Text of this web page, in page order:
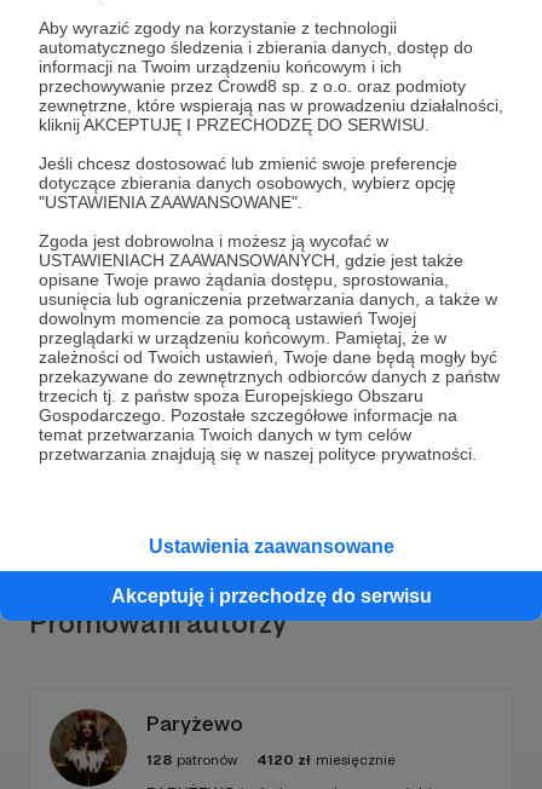
Aby wyrazić zgody na korzystanie z technologii
automatycznego śledzenia i zbierania danych, dostęp do
informacji na Twoim urządzeniu końcowym i ich
przechowywanie przez Crowd8 sp. z o.o. oraz podmioty
zewnętrzne, które wspierają nas w prowadzeniu działalności,
kliknij AKCEPTUJĘ I PRZECHODZĘ DO SERWISU.
Jeśli chcesz dostosować lub zmienić swoje preferencje
dotyczące zbierania danych osobowych, wybierz opcję
"USTAWIENIA ZAAWANSOWANE".
Zgoda jest dobrowolna i możesz ją wycofać w
USTAWIENIACH ZAAWANSOWANYCH, gdzie jest także
opisane Twoje prawo żądania dostępu, sprostowania,
usunięcia lub ograniczenia przetwarzania danych, a także w
dowolnym momencie za pomocą ustawień Twojej
przeglądarki w urządzeniu końcowym. Pamiętaj, że w
zależności od Twoich ustawień, Twoje dane będą mogły być
przekazywane do zewnętrznych odbiorców danych z państw
trzecich tj. z państw spoza Europejskiego Obszaru
Gospodarczego. Pozostałe szczegółowe informacje na
temat przetwarzania Twoich danych w tym celów
przetwarzania znajdują się w naszej polityce prywatności.
Ustawienia zaawansowane
Akceptuję i przechodzę do serwisu
Komentarz użytkownika
Dołącz do grona Patronów!
Wesprzyj działalność Autora Viacheslav Zarutskiijuż
teraz!
Promowani autorzy
Paryżewo
128 patronów 4120 zł miesięcznie